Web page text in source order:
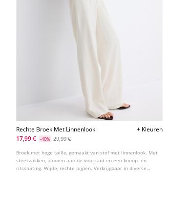
Rechte Broek Met Linnenlook
+ Kleuren
17,99 €
-40% 29,99 €
Broek met hoge taille, gemaakt van stof met linnenlook. Met
steekzakken, plooien aan de voorkant en een knoop- en
ritssluiting. Wijde, rechte pijpen. Verkrijgbaar in diverse